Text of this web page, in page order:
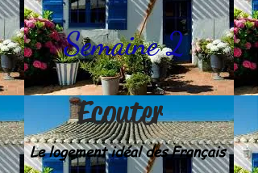
Semaine 2
Ecouter
Le logement idéal des Français